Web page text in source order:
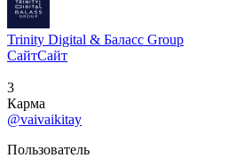
Trinity Digital & Баласс Group
СайтСайт
3
Карма
@vaivaikitay
Пользователь